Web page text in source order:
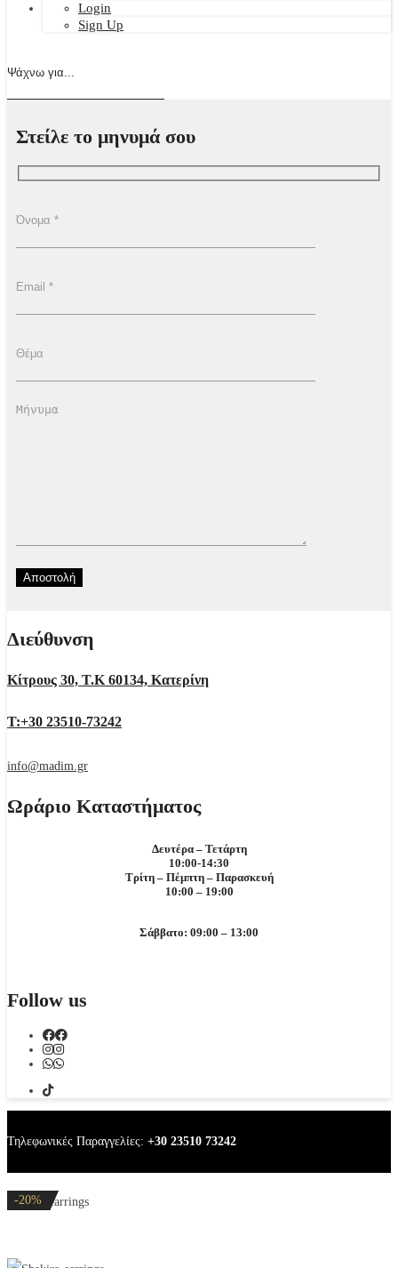
Login
Sign Up
Στείλε το μηνυμά σου
Διεύθυνση
Κίτρους 30, Τ.Κ 60134, Κατερίνη
Τ:+30 23510-73242
info@madim.gr
Ωράριο Καταστήματος
Δευτέρα – Τετάρτη
10:00-14:30
Τρίτη – Πέμπτη – Παρασκευή
10:00 – 19:00
Σάββατο: 09:00 – 13:00
Follow us
Τηλεφωνικές Παραγγελίες: +30 23510 73242
Shakira earrings
-20%
-20%
-20%
-20%
-20%